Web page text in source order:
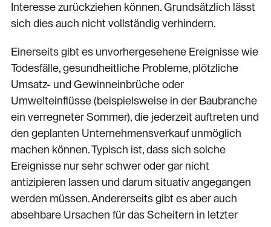
Interesse zurückziehen können. Grundsätzlich lässt
sich dies auch nicht vollständig verhindern.
Einerseits gibt es unvorhergesehene Ereignisse wie
Todesfälle, gesundheitliche Probleme, plötzliche
Umsatz- und Gewinneinbrüche oder
Umwelteinflüsse (beispielsweise in der Baubranche
ein verregneter Sommer), die jederzeit auftreten und
den geplanten Unternehmensverkauf unmöglich
machen können. Typisch ist, dass sich solche
Ereignisse nur sehr schwer oder gar nicht
antizipieren lassen und darum situativ angegangen
werden müssen. Andererseits gibt es aber auch
absehbare Ursachen für das Scheitern in letzter